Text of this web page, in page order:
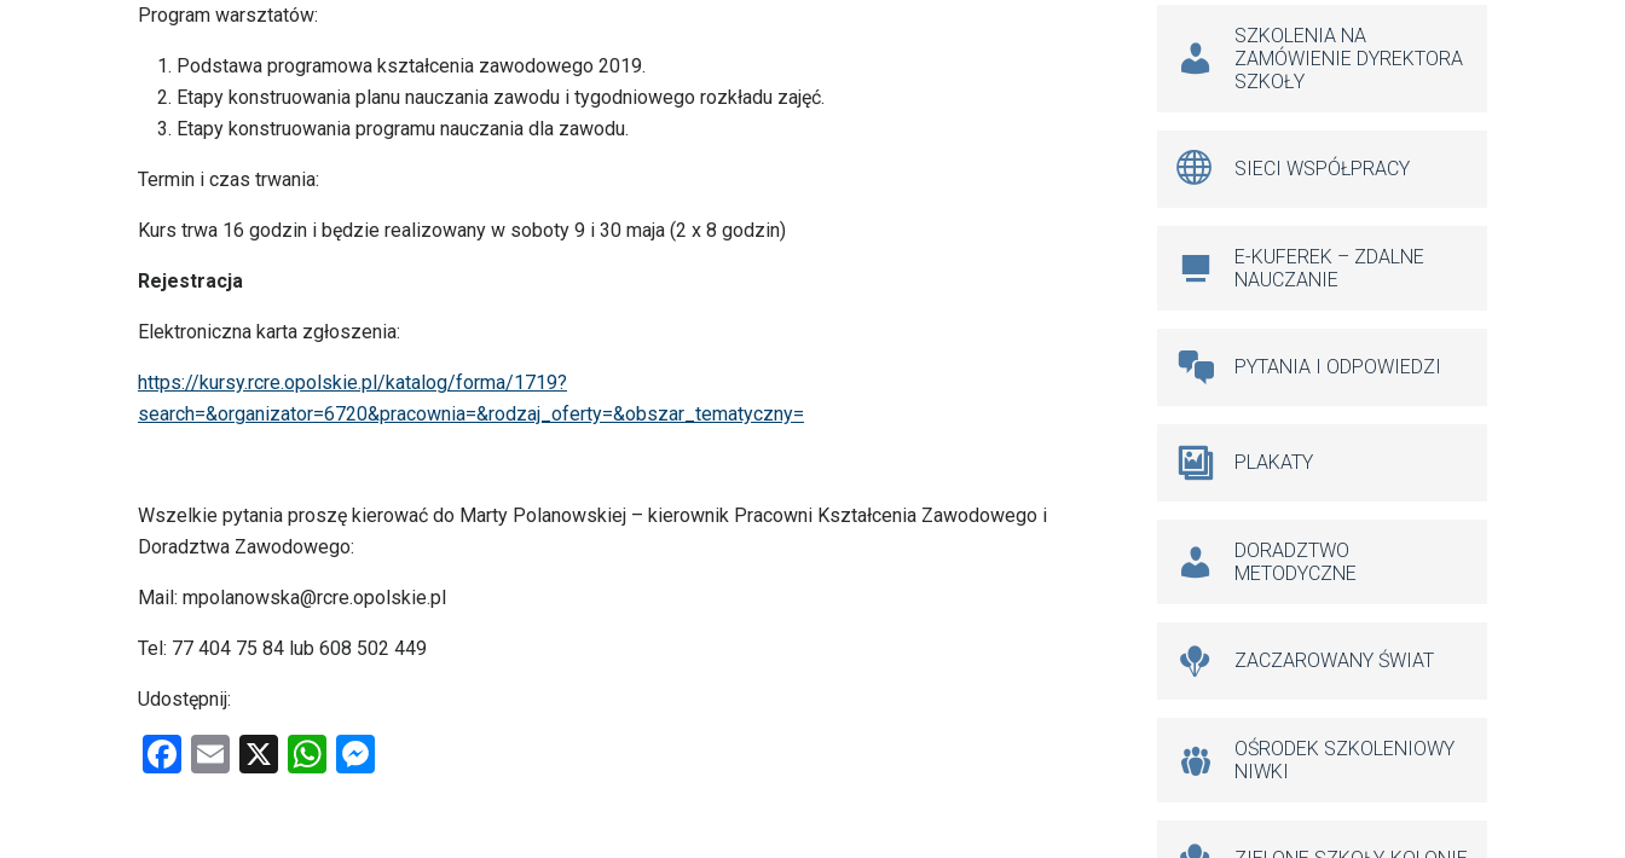
Program warsztatów:
Podstawa programowa kształcenia zawodowego 2019.
Etapy konstruowania planu nauczania zawodu i tygodniowego rozkładu zajęć.
Etapy konstruowania programu nauczania dla zawodu.
Termin i czas trwania:
Kurs trwa 16 godzin i będzie realizowany w soboty 9 i 30 maja (2 x 8 godzin)
Rejestracja
Elektroniczna karta zgłoszenia:
https://kursy.rcre.opolskie.pl/katalog/forma/1719?
search=&organizator=6720&pracownia=&rodzaj_oferty=&obszar_tematyczny=
Wszelkie pytania proszę kierować do Marty Polanowskiej – kierownik Pracowni Kształcenia Zawodowego i
Doradztwa Zawodowego:
Mail: mpolanowska@rcre.opolskie.pl
Tel: 77 404 75 84 lub 608 502 449
Udostępnij:
F
E
X
W
SZKOLENIA NA
ZAMÓWIENIE DYREKTORA
SZKOŁY
SIECI WSPÓŁPRACY
E-KUFEREK – ZDALNE
NAUCZANIE
PYTANIA I ODPOWIEDZI
PLAKATY
DORADZTWO
METODYCZNE
ZACZAROWANY ŚWIAT
OŚRODEK SZKOLENIOWY
NIWKI